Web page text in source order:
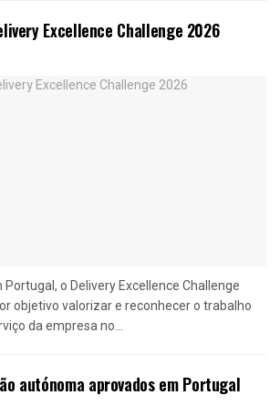
Excellence Challenge 2026
Portugal, o Delivery Excellence Challenge
objetivo valorizar e reconhecer o trabalho
da empresa no...
autónoma aprovados em Portugal